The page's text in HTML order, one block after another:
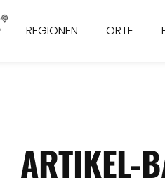
REGIONEN ORTE
ARTIKEL-